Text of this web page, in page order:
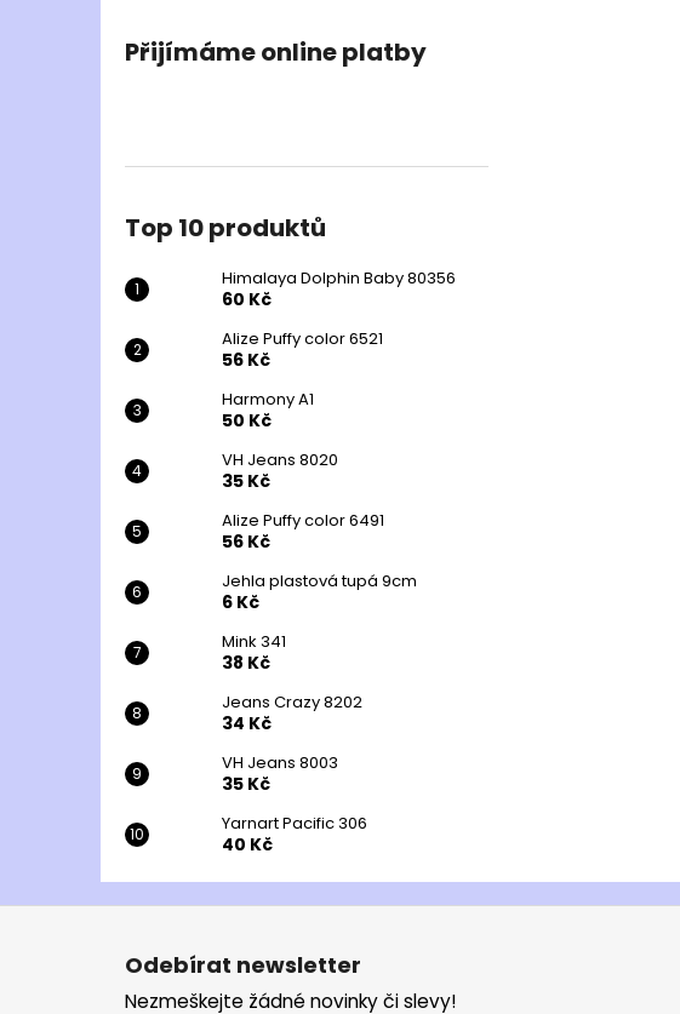
Přijímáme online platby
Top 10 produktů
Himalaya Dolphin Baby 80356
60 Kč
Alize Puffy color 6521
56 Kč
Harmony A1
50 Kč
VH Jeans 8020
35 Kč
Alize Puffy color 6491
56 Kč
Jehla plastová tupá 9cm
6 Kč
Mink 341
38 Kč
Jeans Crazy 8202
34 Kč
VH Jeans 8003
35 Kč
Yarnart Pacific 306
40 Kč
Z
Odebírat newsletter
Nezmeškejte žádné novinky či slevy!